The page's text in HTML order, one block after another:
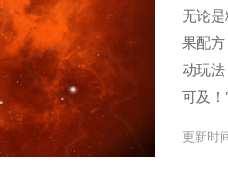
无论
果配
动玩
可及！
更新时